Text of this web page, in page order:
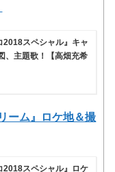
2018スペシャル』キャ
、主題歌！【高畑充希
ーム』ロケ地＆撮
2018スペシャル』ロケ